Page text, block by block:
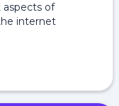
of
internet